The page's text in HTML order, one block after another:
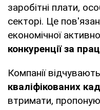
заробітні плати,
секторі. Це
економічної
конкуренції за
Компанії відчувають
кваліфікованих
втримати,